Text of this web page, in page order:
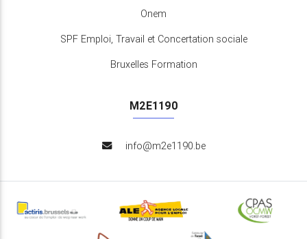
Onem
SPF Emploi, Travail et Concertation sociale
Bruxelles Formation
M2E1190
info@m2e1190.be